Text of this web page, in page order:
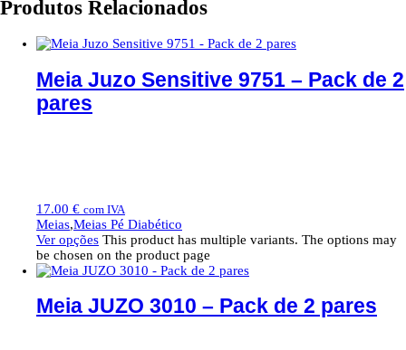
Produtos Relacionados
Meia Juzo Sensitive 9751 – Pack de 2
pares
17.00 € com IVA
Meias,Meias Pé Diabético
Ver opções This product has multiple variants. The options may
be chosen on the product page
Meia JUZO 3010 – Pack de 2 pares